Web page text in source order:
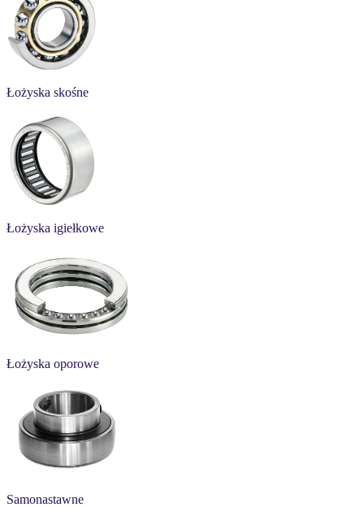
Łożyska skośne
Łożyska igiełkowe
Łożyska oporowe
Samonastawne